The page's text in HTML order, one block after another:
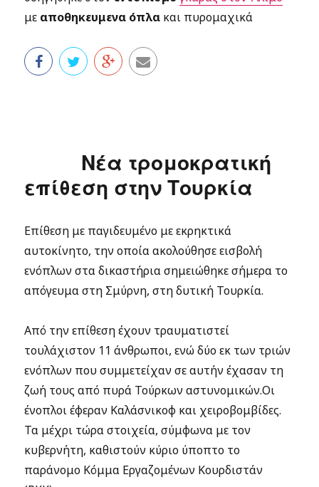
με αποθηκευμενα όπλα και πυρομαχικά
Νέα τρομοκρατική
επίθεση στην Τουρκία
Επίθεση με παγιδευμένο με εκρηκτικά
αυτοκίνητο, την οποία ακολούθησε εισβολή
ενόπλων στα δικαστήρια σημειώθηκε σήμερα το
απόγευμα στη Σμύρνη, στη δυτική Τουρκία.
Από την επίθεση έχουν τραυματιστεί
τουλάχιστον 11 άνθρωποι, ενώ δύο εκ των τριών
ενόπλων που συμμετείχαν σε αυτήν έχασαν τη
ζωή τους από πυρά Τούρκων αστυνομικών.Οι
ένοπλοι έφεραν Καλάσνικοφ και χειροβομβίδες.
Τα μέχρι τώρα στοιχεία, σύμφωνα με τον
κυβερνήτη, καθιστούν κύριο ύποπτο το
παράνομο Κόμμα Εργαζομένων Κουρδιστάν